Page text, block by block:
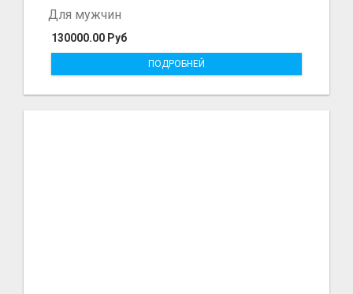
130000.00 Руб
Для мужчин
ПОДРОБНЕЙ